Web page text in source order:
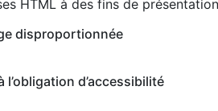
HTML à des fins de
disproportionnée
d’accessibilité